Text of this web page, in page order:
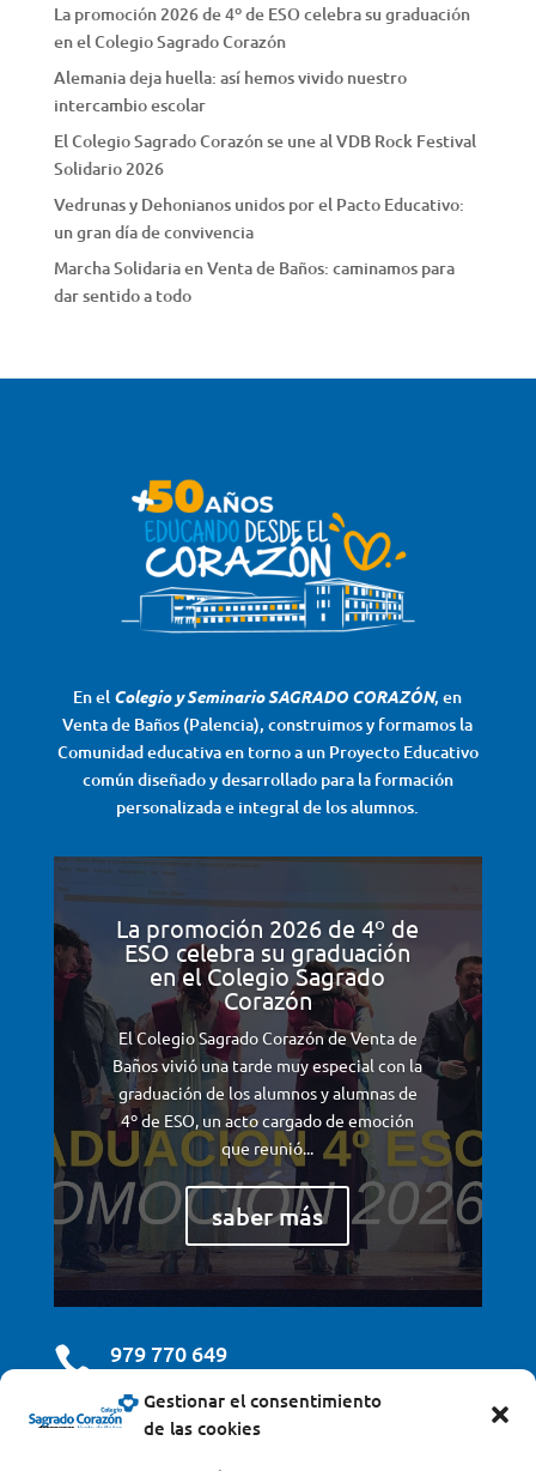
Gestionar el consentimiento
de las cookies
La promoción 2026 de 4º de ESO celebra su graduación
en el Colegio Sagrado Corazón
Alemania deja huella: así hemos vivido nuestro
intercambio escolar
El Colegio Sagrado Corazón se une al VDB Rock Festival
Solidario 2026
Vedrunas y Dehonianos unidos por el Pacto Educativo:
un gran día de convivencia
Marcha Solidaria en Venta de Baños: caminamos para
dar sentido a todo
En el Colegio y Seminario SAGRADO CORAZÓN, en
Venta de Baños (Palencia), construimos y formamos la
Comunidad educativa en torno a un Proyecto Educativo
común diseñado y desarrollado para la formación
personalizada e integral de los alumnos.
La promoción 2026 de 4º de
ESO celebra su graduación
en el Colegio Sagrado
Corazón
El Colegio Sagrado Corazón de Venta de
Baños vivió una tarde muy especial con la
graduación de los alumnos y alumnas de
4º de ESO, un acto cargado de emoción
que reunió...
saber más
 979 770 649
 centro@scjdehon.com